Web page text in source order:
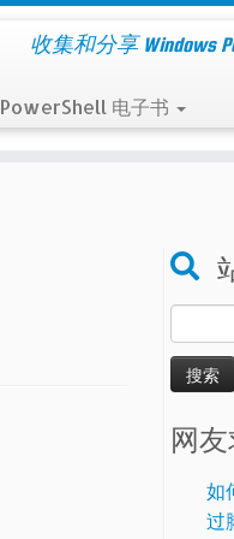
收集和分享 Windows
PowerShell 电子书
索：
网
如
过